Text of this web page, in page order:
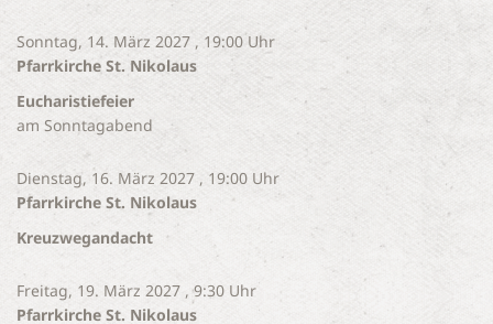
Sonntag, 14. März 2027 , 19:00 Uhr
Pfarrkirche St. Nikolaus
Eucharistiefeier
am Sonntagabend
Dienstag, 16. März 2027 , 19:00 Uhr
Pfarrkirche St. Nikolaus
Kreuzwegandacht
Freitag, 19. März 2027 , 9:30 Uhr
Pfarrkirche St. Nikolaus